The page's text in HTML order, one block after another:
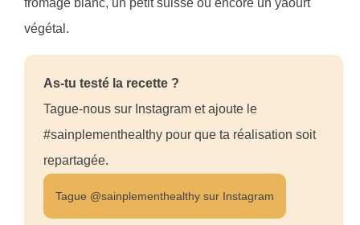
végétal.
As-tu testé la recette ?
Tague-nous sur Instagram et ajoute le
#sainplementhealthy pour que ta réalisation soit
repartagée.
Tague @sainplementhealthy sur Instagram